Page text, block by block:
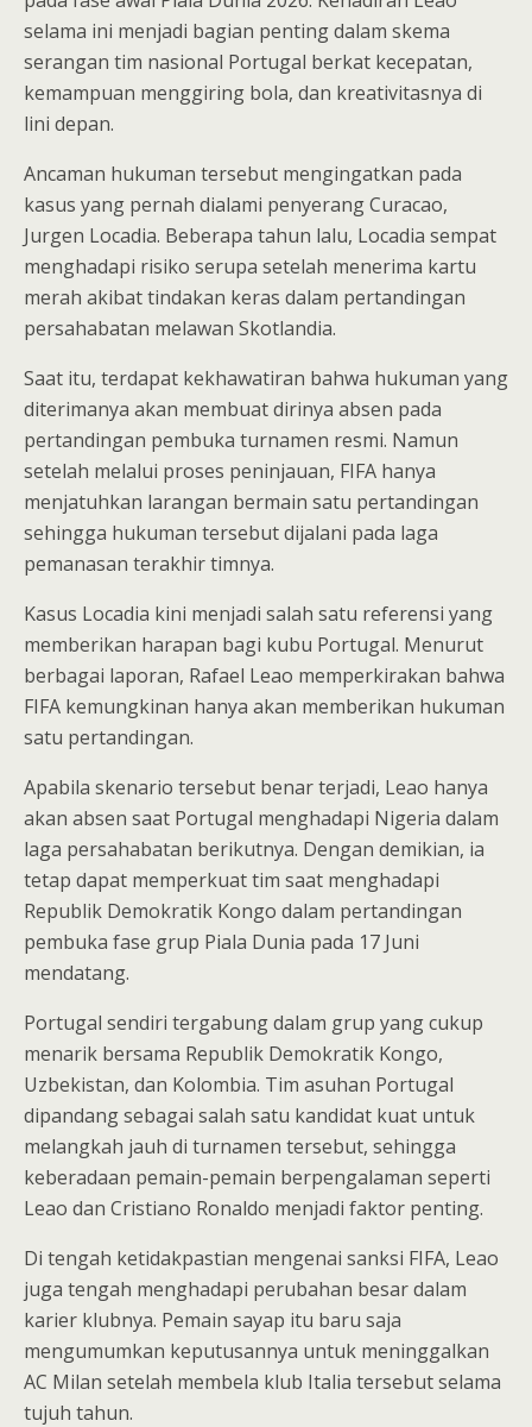
selama ini menjadi bagian penting dalam skema
serangan tim nasional Portugal berkat kecepatan,
kemampuan menggiring bola, dan kreativitasnya di
lini depan.
Ancaman hukuman tersebut mengingatkan pada
kasus yang pernah dialami penyerang Curacao,
Jurgen Locadia. Beberapa tahun lalu, Locadia sempat
menghadapi risiko serupa setelah menerima kartu
merah akibat tindakan keras dalam pertandingan
persahabatan melawan Skotlandia.
Saat itu, terdapat kekhawatiran bahwa hukuman yang
diterimanya akan membuat dirinya absen pada
pertandingan pembuka turnamen resmi. Namun
setelah melalui proses peninjauan, FIFA hanya
menjatuhkan larangan bermain satu pertandingan
sehingga hukuman tersebut dijalani pada laga
pemanasan terakhir timnya.
Kasus Locadia kini menjadi salah satu referensi yang
memberikan harapan bagi kubu Portugal. Menurut
berbagai laporan, Rafael Leao memperkirakan bahwa
FIFA kemungkinan hanya akan memberikan hukuman
satu pertandingan.
Apabila skenario tersebut benar terjadi, Leao hanya
akan absen saat Portugal menghadapi Nigeria dalam
laga persahabatan berikutnya. Dengan demikian, ia
tetap dapat memperkuat tim saat menghadapi
Republik Demokratik Kongo dalam pertandingan
pembuka fase grup Piala Dunia pada 17 Juni
mendatang.
Portugal sendiri tergabung dalam grup yang cukup
menarik bersama Republik Demokratik Kongo,
Uzbekistan, dan Kolombia. Tim asuhan Portugal
dipandang sebagai salah satu kandidat kuat untuk
melangkah jauh di turnamen tersebut, sehingga
keberadaan pemain-pemain berpengalaman seperti
Leao dan Cristiano Ronaldo menjadi faktor penting.
Di tengah ketidakpastian mengenai sanksi FIFA, Leao
juga tengah menghadapi perubahan besar dalam
karier klubnya. Pemain sayap itu baru saja
mengumumkan keputusannya untuk meninggalkan
AC Milan setelah membela klub Italia tersebut selama
tujuh tahun.